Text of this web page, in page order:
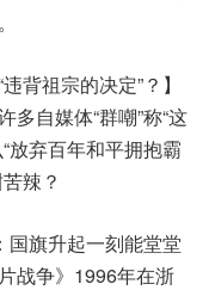
背祖宗的决定”？】
自媒体“群嘲”称“这
放弃百年和平拥抱霸
辣？
国旗升起一刻能堂堂
战争》1996年在浙